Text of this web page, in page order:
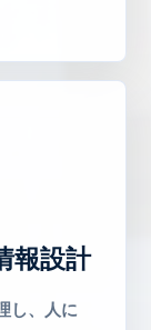
報設計
し、人に